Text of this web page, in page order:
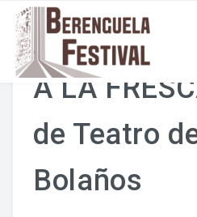
A LA
de Teatro
Bolaños